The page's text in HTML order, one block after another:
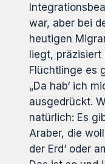
war, aber bei
heutigen
liegt, präzisiert
Flüchtlinge es
„Da hab‘ ich
ausgedrückt.
natürlich: Es
Araber, die
der Erd‘ oder